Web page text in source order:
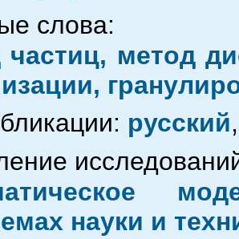
слова:
частиц, метод
русский,
науки и